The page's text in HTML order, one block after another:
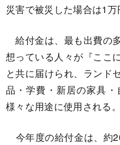
災害で被災した場合は1万
給付金は、最も出費の
想っている人々が『ここ
と共に届けられ、ランド
品・学費・新居の家具・
様々な用途に使用される。
今年度の給付金は、約